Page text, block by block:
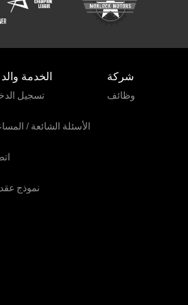
الخدمة
تسجيل
الأسئلة الشائعة /
نموذج عقد
شركة
وظائف